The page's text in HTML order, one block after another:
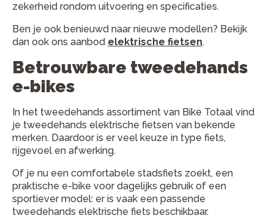
zekerheid rondom uitvoering en specificaties.
Ben je ook benieuwd naar nieuwe modellen? Bekijk
dan ook ons aanbod elektrische fietsen.
Betrouwbare tweedehands
e-bikes
In het tweedehands assortiment van Bike Totaal vind
je tweedehands elektrische fietsen van bekende
merken. Daardoor is er veel keuze in type fiets,
rijgevoel en afwerking.
Of je nu een comfortabele stadsfiets zoekt, een
praktische e-bike voor dagelijks gebruik of een
sportiever model: er is vaak een passende
tweedehands elektrische fiets beschikbaar.